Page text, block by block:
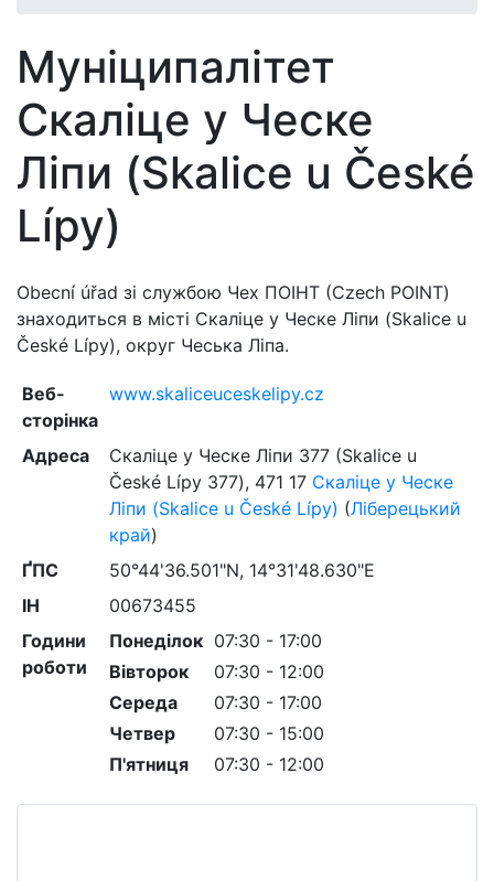
Муніципалітет
Скаліце у Ческе
Ліпи (Skalice u České
Lípy)
Obecní úřad зі службою Чех ПОІНТ (Czech POINT)
знаходиться в місті Скаліце у Ческе Ліпи (Skalice u
České Lípy), округ Чеська Ліпа.
Веб-
сторінка
www.skaliceuceskelipy.cz
Адреса
Скаліце у Ческе Ліпи 377 (Skalice u
České Lípy 377), 471 17 Скаліце у Ческе
Ліпи (Skalice u České Lípy) (Ліберецький
край)
ҐПС
50°44'36.501"N, 14°31'48.630"E
ІН
00673455
Години
роботи
Понеділок 07:30 - 17:00
Вівторок
07:30 - 12:00
Середа
07:30 - 17:00
Четвер
07:30 - 15:00
П'ятниця
07:30 - 12:00